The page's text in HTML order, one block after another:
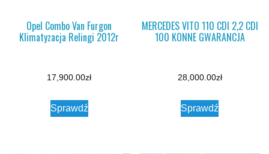
Opel Combo Van Furgon
Klimatyzacja Relingi 2012r
17,900.00zł
Sprawdź
MERCEDES VITO 110 CDI 2,2 CDI
100 KONNE GWARANCJA
28,000.00zł
Sprawdź